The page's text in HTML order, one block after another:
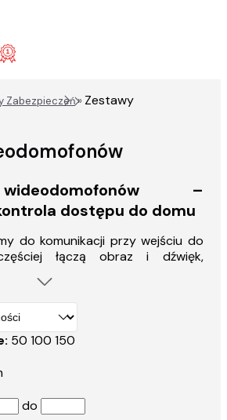
Zabezpieczeń» Zestawy
–
dostępu do domu
do komunikacji przy wejściu do
łączą obraz i dźwięk,
ich otwierania. Dzięki takim
jest nie tylko prowadzenie
wideo na żywo, co znacznie
Montaż jest prosty, a
co sprawia, że sprawdzają się
jak i firmach. Dodatkową zaletą
i monitoringu zdalnego
Wybierając zestawy
wygodę i pewność, że
50 100 150
do